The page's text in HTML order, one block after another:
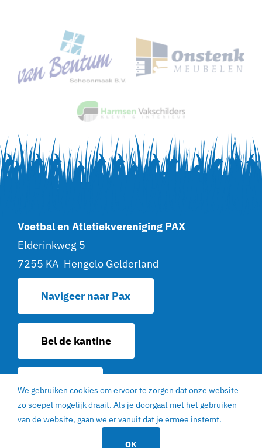
Voetbal en Atletiekvereniging PAX
Elderinkweg 5
7255 KA Hengelo Gelderland
Navigeer naar Pax
Bel de kantine
Contact
© 2022 | V. en AV. PAX Hengelo Gelderland |
We gebruiken cookies om ervoor te zorgen dat onze website
zo soepel mogelijk draait. Als je doorgaat met het gebruiken
van de website, gaan we er vanuit dat je ermee instemt.
OK